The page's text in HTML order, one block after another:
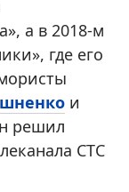
а в 2018-м
где его
и
решил
СТС